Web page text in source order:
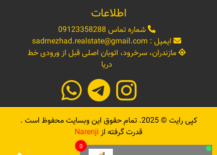
اطلاعات
شماره تماس 09123358288
ایمیل : sadrnezhad.realstate@gmail.com
مازندران، سرخرود، اتوبان اصلی قبل از ورودی خط
دریا
کپی رایت ©2025. تمام حقوق این وبسایت محفوظ است .
قدرت گرفته از Narenji
0